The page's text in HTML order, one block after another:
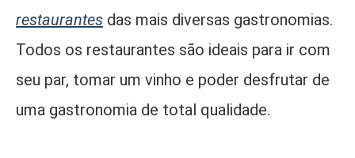
restaurantes das mais diversas gastronomias.
Todos os restaurantes são ideais para ir com
seu par, tomar um vinho e poder desfrutar de
uma gastronomia de total qualidade.